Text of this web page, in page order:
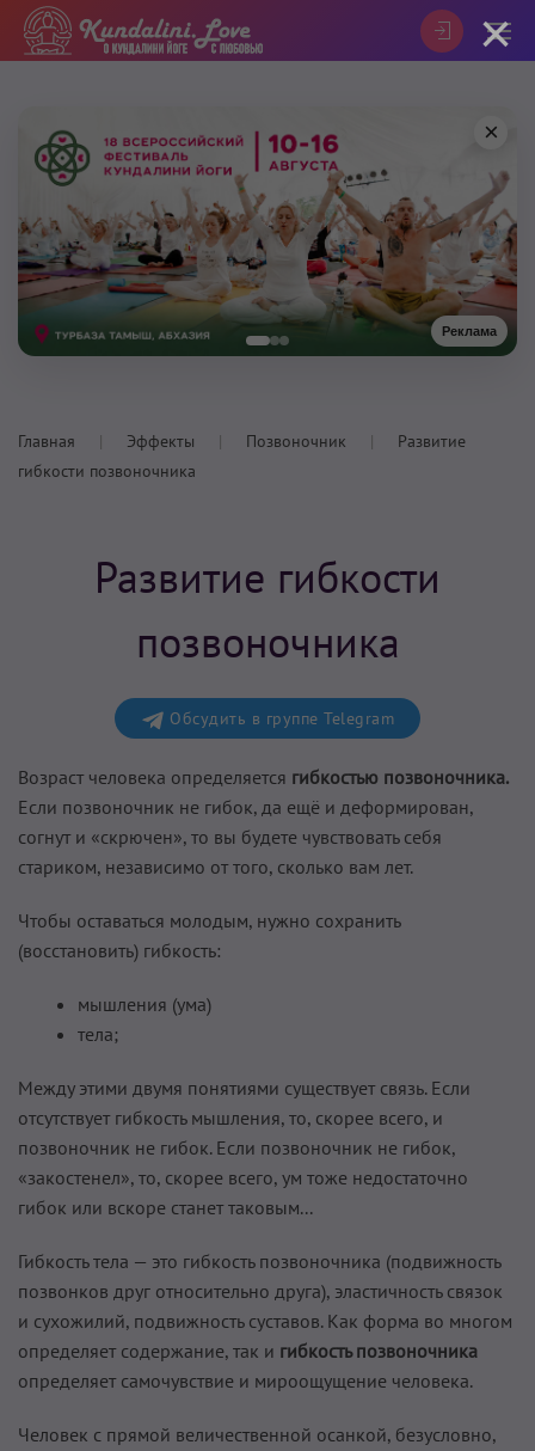
Реклама
×
Главная Эффекты Позвоночник
Развитие
гибкости позвоночника
Развитие гибкости
позвоночника
Обсудить в группе Telegram
Возраст человека определяется гибкостью позвоночника.
Если позвоночник не гибок, да ещё и деформирован,
согнут и «скрючен», то вы будете чувствовать себя
стариком, независимо от того, сколько вам лет.
Чтобы оставаться молодым, нужно сохранить
(восстановить) гибкость:
мышления (ума)
тела;
Между этими двумя понятиями существует связь. Если
отсутствует гибкость мышления, то, скорее всего, и
позвоночник не гибок. Если позвоночник не гибок,
«закостенел», то, скорее всего, ум тоже недостаточно
гибок или вскоре станет таковым...
Гибкость тела — это гибкость позвоночника (подвижность
позвонков друг относительно друга), эластичность связок
и сухожилий, подвижность суставов. Как форма во многом
определяет содержание, так и гибкость позвоночника
определяет самочувствие и мироощущение человека.
Человек с прямой величественной осанкой, безусловно,
×